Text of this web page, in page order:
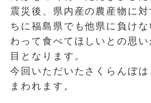
震災後、県内産の農産物に
ちに福島県でも他県に負け
わって食べてほしいとの思
目となります。
今回いただいたさくらんぼ
まわれます。